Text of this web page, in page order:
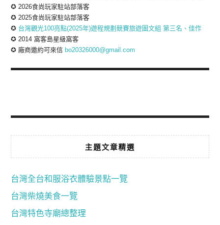
✪ 2026食尚玩家駐站部落客
✪ 2025食尚玩家駐站部落客
✪ 台灣觀光100亮點(2025年)遊程規劃競賽旅遊圖文組 第三名、佳作
✪ 2014 窩客島星級窩客
✪ 廠商邀約可來信bo20326000@gmail.com
主題文章精選
台灣全台和服浴衣體驗景點一覽
台灣柴燒美食一覽
台灣特色寺廟總整理